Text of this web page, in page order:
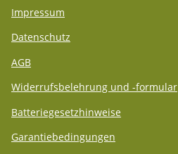
Impressum
Datenschutz
AGB
Widerrufsbelehrung und -formular
Batteriegesetzhinweise
Garantiebedingungen